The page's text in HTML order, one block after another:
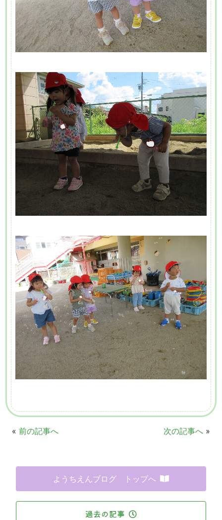
« 前の記事へ 次の記事へ »
ようちえんブログ トップへ
過去の記事